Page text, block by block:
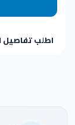
اطلب تفاصيل